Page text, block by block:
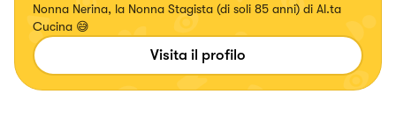
Nonna Nerina, la Nonna Stagista (di soli 85 anni) di Al.ta
Cucina 😅
Visita il profilo